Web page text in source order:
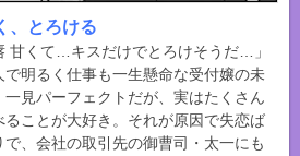
、とろける
甘くて…キスだけでとろけそうだ…」
で明るく仕事も一生懸命な受付嬢の未
一見パーフェクトだが、実はたくさん
ることが大好き。それが原因で失恋ば
で、会社の取引先の御曹司・太一にも